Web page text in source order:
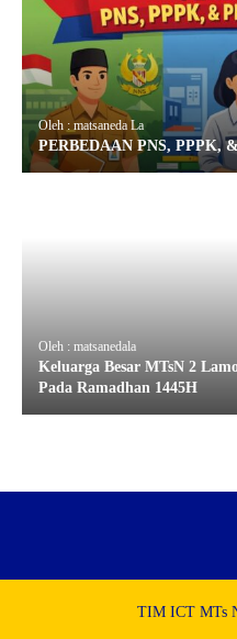
Oleh : matsaneda La
PERBEDAAN PNS, PPPK,
Oleh : matsanedala
Keluarga Besar MTsN 2
Pada Ramadhan 1445H
TIM ICT MTs